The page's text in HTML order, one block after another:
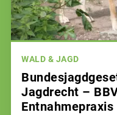
WALD & JAGD
Jagdrecht –